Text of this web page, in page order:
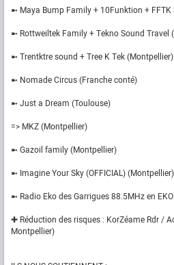
➼ Maya Bump Family + 10Funktion +
➼ Rottweiltek Family + Tekno Sound Travel
➼ Trentktre sound + Tree K Tek (Montpellier)
➼ Nomade Circus (Franche conté)
➼ Just a Dream (Toulouse)
=> MKZ (Montpellier)
➼ Gazoil family (Montpellier)
➼ Imagine Your Sky (OFFICIAL) (Montpellier)
➼ Radio Eko des Garrigues 88.5MHz en
✚ Réduction des risques : KorZéame Rdr /
Montpellier)